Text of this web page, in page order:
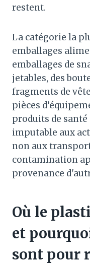
restent.
La catégorie la
emballages
emballages de
jetables, des
fragments de
pièces
produits de
imputable aux
non aux
contamination
provenance
Où le
et
sont pour